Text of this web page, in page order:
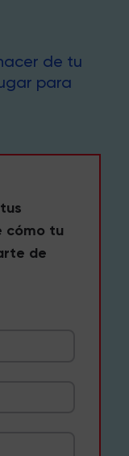
de tu
para
cómo tu
de